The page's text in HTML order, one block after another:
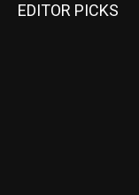
EDITOR PICKS